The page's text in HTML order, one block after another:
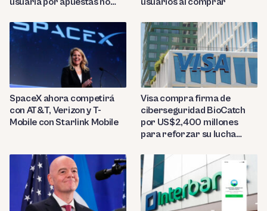
SpaceX ahora competirá
con AT&T, Verizon y T-
Mobile con Starlink Mobile
Visa compra firma de
ciberseguridad BioCatch
por US$2,400 millones
para reforzar su lucha